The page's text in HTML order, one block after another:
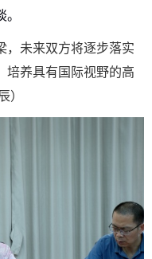
。
，未来双方将逐步落实
培养具有国际视野的高
）